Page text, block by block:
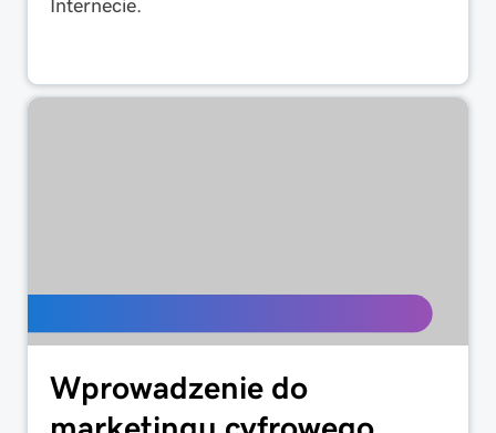
Internecie.
Wprowadzenie do